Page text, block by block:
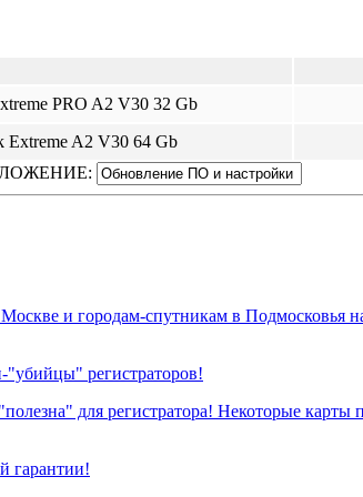
и городам-спутникам в Подмосковья
регистраторов!
для регистратора! Некоторые
гарантии!